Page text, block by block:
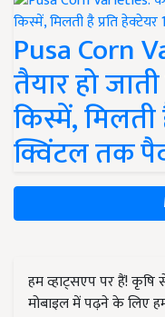
Pusa Corn
तैयार हो
किस्में, मिलती
क्विंटल तक
हम व्हाट्सएप पर हैं!
मोबाइल में पढ़ने के लिए